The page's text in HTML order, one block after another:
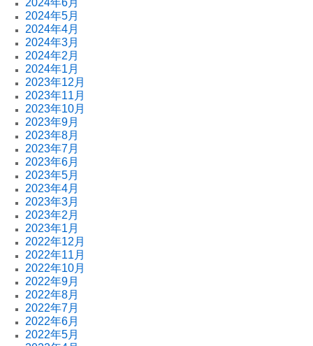
2024年6月
2024年5月
2024年4月
2024年3月
2024年2月
2024年1月
2023年12月
2023年11月
2023年10月
2023年9月
2023年8月
2023年7月
2023年6月
2023年5月
2023年4月
2023年3月
2023年2月
2023年1月
2022年12月
2022年11月
2022年10月
2022年9月
2022年8月
2022年7月
2022年6月
2022年5月